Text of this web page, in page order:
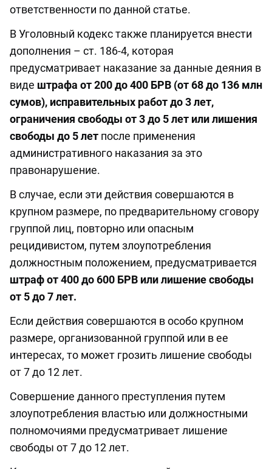
ответственности по данной статье.
В Уголовный кодекс также планируется внести
дополнения – ст. 186-4, которая
предусматривает наказание за данные деяния в
виде штрафа от 200 до 400 БРВ (от 68 до 136 млн
сумов), исправительных работ до 3 лет,
ограничения свободы от 3 до 5 лет или лишения
свободы до 5 лет после применения
административного наказания за это
правонарушение.
В случае, если эти действия совершаются в
крупном размере, по предварительному сговору
группой лиц, повторно или опасным
рецидивистом, путем злоупотребления
должностным положением, предусматривается
штраф от 400 до 600 БРВ или лишение свободы
от 5 до 7 лет.
Если действия совершаются в особо крупном
размере, организованной группой или в ее
интересах, то может грозить лишение свободы
от 7 до 12 лет.
Совершение данного преступления путем
злоупотребления властью или должностными
полномочиями предусматривает лишение
свободы от 7 до 12 лет.